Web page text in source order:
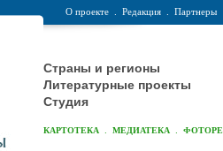
О проекте Редакция Партнеры
Страны и регионы
Литературные проекты
Студия
КАРТОТЕКА МЕДИАТЕКА